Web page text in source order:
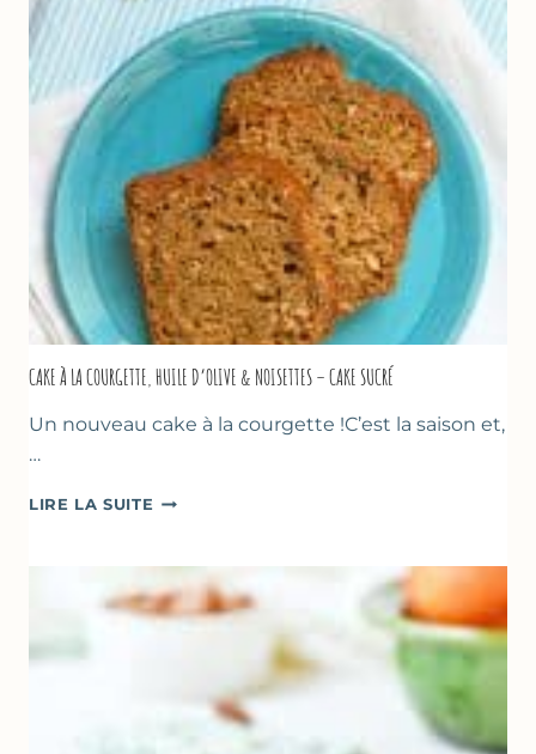
TOMATES
AU
THYM
CAKE À LA COURGETTE, HUILE D’OLIVE & NOISETTES – CAKE SUCRÉ
Un nouveau cake à la courgette !C’est la saison et,
…
LIRE LA SUITE CAKE
COURGETTE,
HUILE
D’OLIVE